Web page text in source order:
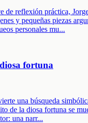
de reflexión práctica,
y pequeñas piezas
personales mu...
fortuna
una búsqueda
de la diosa fortuna se
una narr...